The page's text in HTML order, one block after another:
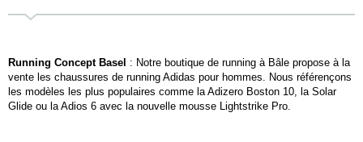
Running Concept Basel : Notre boutique de running à Bâle propose à la
vente les chaussures de running Adidas pour hommes. Nous référençons
les modèles les plus populaires comme la Adizero Boston 10, la Solar
Glide ou la Adios 6 avec la nouvelle mousse Lightstrike Pro.